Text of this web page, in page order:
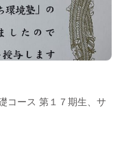
コース 第１７期生、サ